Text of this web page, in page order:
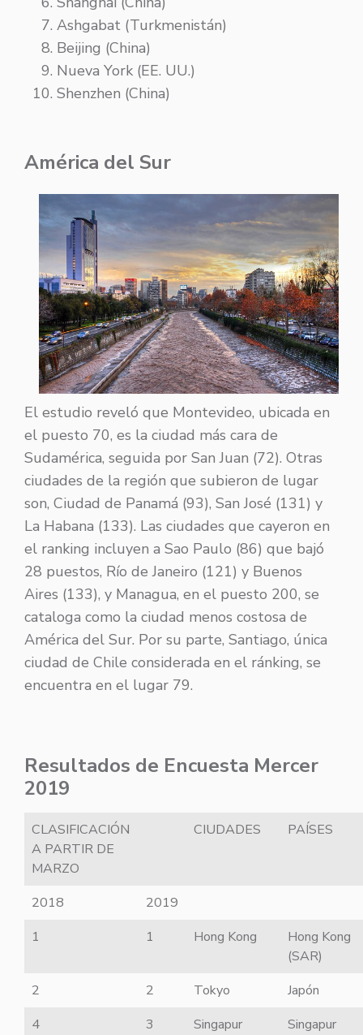
Ashgabat (Turkmenistán)
Beijing (China)
Nueva York (EE. UU.)
Shenzhen (China)
América del Sur
El estudio reveló que Montevideo, ubicada en
el puesto 70, es la ciudad más cara de
Sudamérica, seguida por San Juan (72). Otras
ciudades de la región que subieron de lugar
son, Ciudad de Panamá (93), San José (131) y
La Habana (133). Las ciudades que cayeron en
el ranking incluyen a Sao Paulo (86) que bajó
28 puestos, Río de Janeiro (121) y Buenos
Aires (133), y Managua, en el puesto 200, se
cataloga como la ciudad menos costosa de
América del Sur. Por su parte, Santiago, única
ciudad de Chile considerada en el ránking, se
encuentra en el lugar 79.
Resultados de Encuesta Mercer
2019
CLASIFICACIÓN
A PARTIR DE
MARZO
CIUDADES PAÍSES
2018
2019
1
1 Hong Kong
Hong Kong
(SAR)
2
2 Tokyo
Japón
4
3 Singapur
Singapur